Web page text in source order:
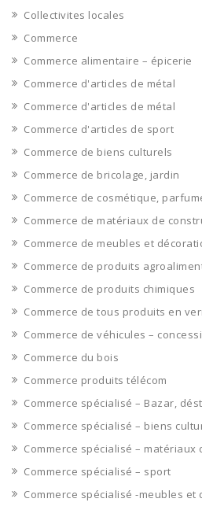
Collectivites locales
Commerce
Commerce alimentaire – épicerie
Commerce d'articles de métal
Commerce d'articles de métal
Commerce d'articles de sport
Commerce de biens culturels
Commerce de bricolage, jardin
Commerce de cosmétique,
Commerce de matériaux de
Commerce de meubles et
Commerce de produits
Commerce de produits chimiques
Commerce de tous produits en
Commerce de véhicules –
Commerce du bois
Commerce produits télécom
Commerce spécialisé – Bazar,
Commerce spécialisé – biens
Commerce spécialisé – matériaux
Commerce spécialisé – sport
Commerce spécialisé -meubles et